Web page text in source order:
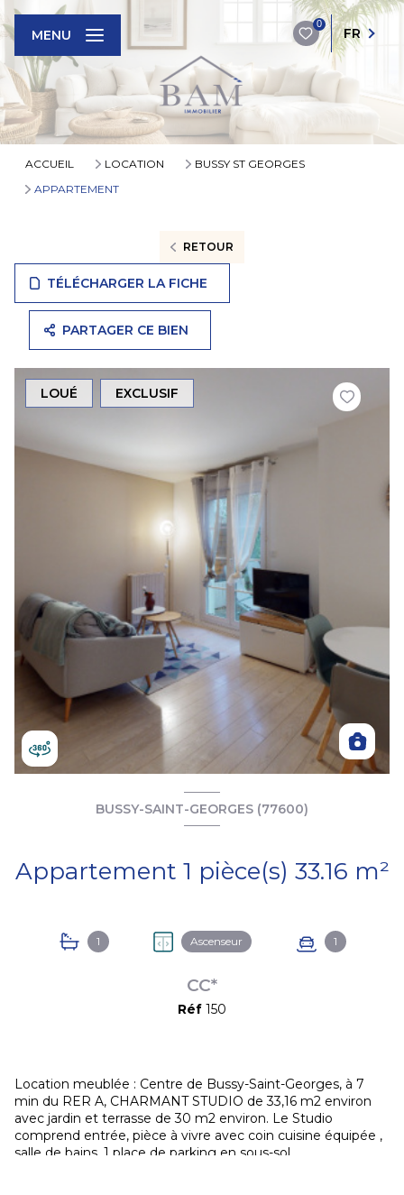
0
FR
MENU
ACCUEIL LOCATION
BUSSY ST GEORGES
APPARTEMENT
RETOUR
TÉLÉCHARGER LA FICHE
PARTAGER CE BIEN
LOUÉ EXCLUSIF
BUSSY-SAINT-GEORGES (77600)
Appartement 1 pièce(s) 33.16 m²
1 Ascenseur 1
CC*
Réf 150
Location meublée : Centre de Bussy-Saint-Georges, à 7
min du RER A, CHARMANT STUDIO de 33,16 m2 environ
avec jardin et terrasse de 30 m2 environ. Le Studio
comprend entrée, pièce à vivre avec coin cuisine équipée ,
salle de bains. 1 place de parking en sous-sol.